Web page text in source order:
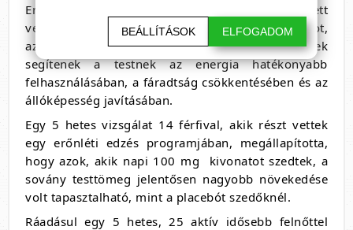
Ennek oka, hogy kvaszinoidoknak nevezett
vegyületeket tartalmaz, ideértve az eurikomaozidot,
az eurikolaktont és az eurikomanont, amelyek
segítenek a testnek az energia hatékonyabb
felhasználásában, a fáradtság csökkentésében és az
állóképesség javításában.
Egy 5 hetes vizsgálat 14 férfival, akik részt vettek
egy erőnléti edzés programjában, megállapította,
hogy azok, akik napi 100 mg kivonatot szedtek, a
sovány testtömeg jelentősen nagyobb növekedése
volt tapasztalható, mint a placebót szedőknél.
Ráadásul egy 5 hetes, 25 aktív idősebb felnőttel
BEÁLLÍTÁSOK ELFOGADOM